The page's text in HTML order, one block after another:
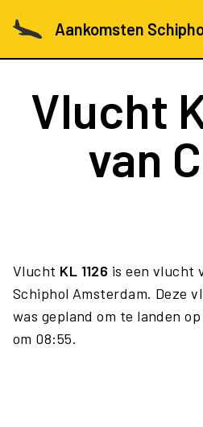
Aankomsten
Vlucht
van
Vlucht KL 1126 is een vlucht
Schiphol Amsterdam. Deze
was gepland om te landen
om 08:55.